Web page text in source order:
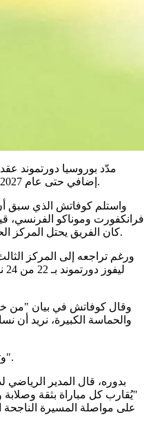
مدّد بوروسيا دورتموند
إضافي حتى عام 2027، وفقا لما أعلنه النادي الألماني الثلاثاء.
واستلم كوفاتش الذي سبق
كان الفريق يحتل المركز الحادي عشر في كانون الثاني/يناير 2025.
ورغم تراجعه إلى المركز
وقال كوفاتش في بيان "من
والحماسة الكبيرة، نريد أن
وتابع "لا يزال لدينا الكثير من العمل معا".
بدوره، قال المدير
"يُقارب كل مباراة بثقة
على مواصلة المسيرة الناجحة